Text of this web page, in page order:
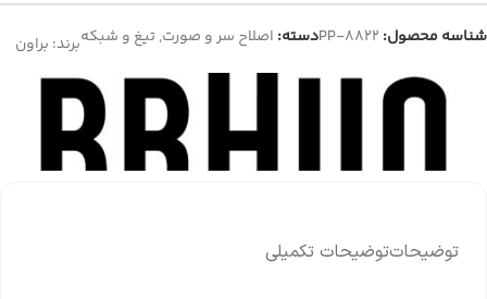
شناسه محصول: PP-8822دسته: اصلاح سر و صورت,تیغ و شبکهبرند: براون
توضیحاتتوضیحات تکمیلی